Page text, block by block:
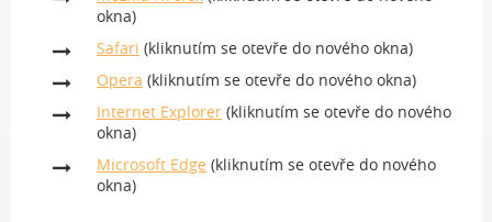
okna)
Safari (kliknutím se otevře do nového okna)
Opera (kliknutím se otevře do nového okna)
Internet Explorer(kliknutím se otevře do nového
okna)
Microsoft Edge (kliknutím se otevře do nového
okna)